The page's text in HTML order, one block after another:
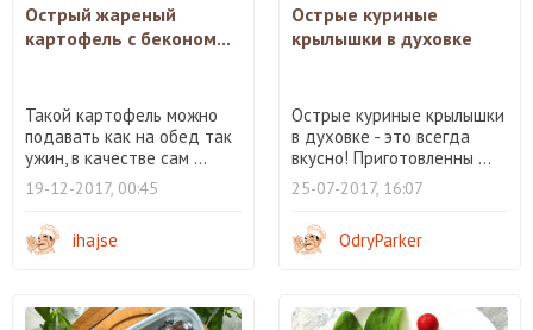
Острый жареный
картофель с беконом...
Такой картофель можно
подавать как на обед так
ужин, в качестве сам ...
19-12-2017, 00:45
ihajse
Острые куриные
крылышки в духовке
Острые куриные крылышки
в духовке - это всегда
вкусно! Приготовленны ...
25-07-2017, 16:07
OdryParker